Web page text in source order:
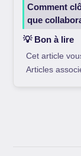
Comment
que
💡 Bon à lire
Cet article
Articles